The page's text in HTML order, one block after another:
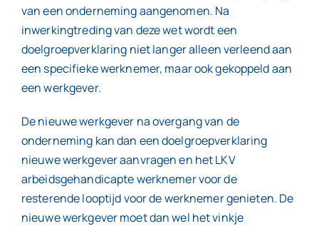
van een onderneming aangenomen. Na
inwerkingtreding van deze wet wordt een
doelgroepverklaring niet langer alleen verleend aan
een specifieke werknemer, maar ook gekoppeld aan
een werkgever.
De nieuwe werkgever na overgang van de
onderneming kan dan een doelgroepverklaring
nieuwe werkgever aanvragen en het LKV
arbeidsgehandicapte werknemer voor de
resterende looptijd voor de werknemer genieten. De
nieuwe werkgever moet dan wel het vinkje